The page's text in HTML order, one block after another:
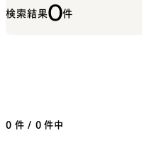
検索結果0件
0 件 / 0 件中